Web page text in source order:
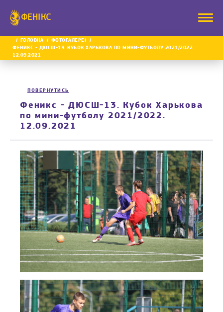
ФЕНІКС
ГОЛОВНА
ФОТОГАЛЕРЕЇ
ФЕНИКС - ДЮСШ-13. КУБОК ХАРЬКОВА ПО МИНИ-ФУТБОЛУ 2021/2022.
12.09.2021
ПОВЕРНУТИСЬ
Феникс - ДЮСШ-13. Кубок Харькова
по мини-футболу 2021/2022.
12.09.2021